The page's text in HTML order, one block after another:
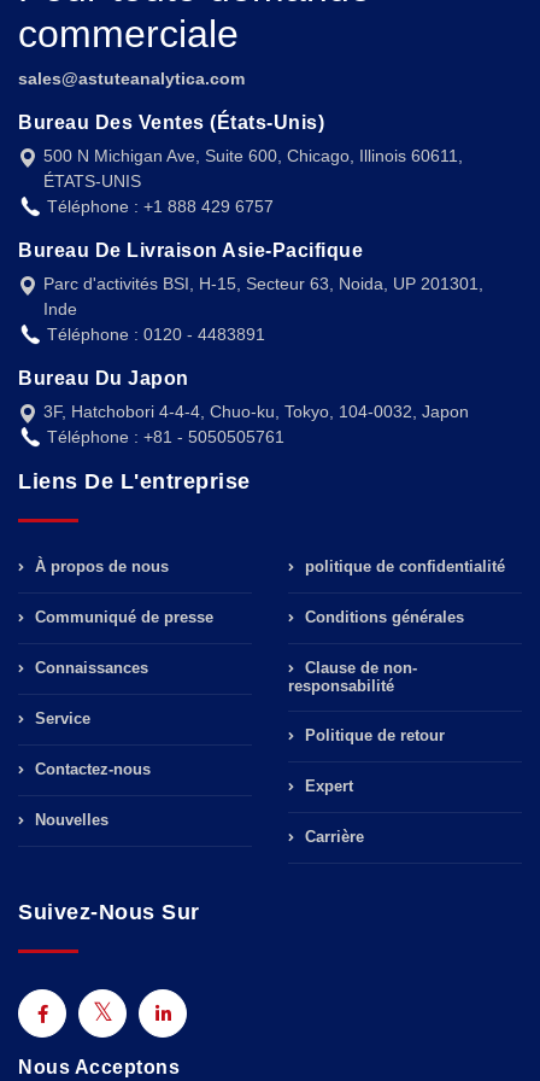
commerciale
sales@astuteanalytica.com
Bureau Des Ventes (États-Unis)
500 N Michigan Ave, Suite 600, Chicago, Illinois 60611,
ÉTATS-UNIS
Téléphone : +1 888 429 6757
Bureau De Livraison Asie-Pacifique
Parc d'activités BSI, H-15, Secteur 63, Noida, UP 201301,
Inde
Téléphone : 0120 - 4483891
Bureau Du Japon
3F, Hatchobori 4-4-4, Chuo-ku, Tokyo, 104-0032, Japon
Téléphone : +81 - 5050505761
Liens De L'entreprise
À propos de nous
Communiqué de presse
Connaissances
Service
Contactez-nous
Nouvelles
politique de confidentialité
Conditions générales
Clause de non-
responsabilité
Politique de retour
Expert
Carrière
Suivez-Nous Sur
Nous Acceptons